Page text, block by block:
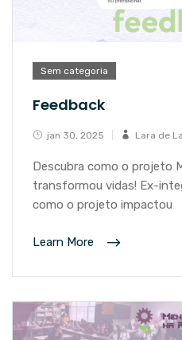
Sem categoria
Feedback
jan 30, 2025 Lara de
Descubra como o projeto
transformou vidas! Ex-
como o projeto impactou
Learn More